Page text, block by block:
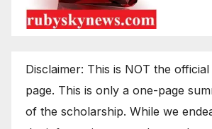
Disclaimer: This is NOT the
page. This is only a one-page
of the scholarship. While we